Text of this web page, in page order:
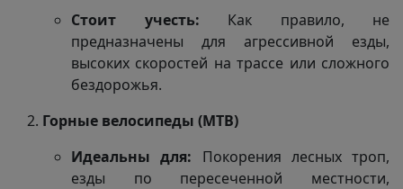
Стоит учесть: Как правило, не
предназначены для агрессивной езды,
высоких скоростей на трассе или сложного
бездорожья.
Горные велосипеды (MTB)
Идеальны для: Покорения лесных троп,
езды по пересеченной местности,